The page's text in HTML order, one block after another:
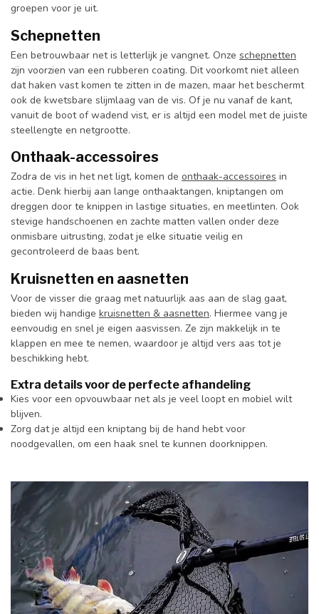
groepen voor je uit.
Schepnetten
Een betrouwbaar net is letterlijk je vangnet. Onze schepnetten
zijn voorzien van een rubberen coating. Dit voorkomt niet alleen
dat haken vast komen te zitten in de mazen, maar het beschermt
ook de kwetsbare slijmlaag van de vis. Of je nu vanaf de kant,
vanuit de boot of wadend vist, er is altijd een model met de juiste
steellengte en netgrootte.
Onthaak-accessoires
Zodra de vis in het net ligt, komen de onthaak-accessoires in
actie. Denk hierbij aan lange onthaaktangen, kniptangen om
dreggen door te knippen in lastige situaties, en meetlinten. Ook
stevige handschoenen en zachte matten vallen onder deze
onmisbare uitrusting, zodat je elke situatie veilig en
gecontroleerd de baas bent.
Kruisnetten en aasnetten
Voor de visser die graag met natuurlijk aas aan de slag gaat,
bieden wij handige kruisnetten & aasnetten. Hiermee vang je
eenvoudig en snel je eigen aasvissen. Ze zijn makkelijk in te
klappen en mee te nemen, waardoor je altijd vers aas tot je
beschikking hebt.
Extra details voor de perfecte afhandeling
Kies voor een opvouwbaar net als je veel loopt en mobiel wilt
blijven.
Zorg dat je altijd een kniptang bij de hand hebt voor
noodgevallen, om een haak snel te kunnen doorknippen.